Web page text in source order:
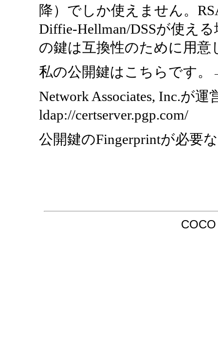
降）でしか使えません。
Diffie-Hellman/DSSが使え
の鍵は互換性のために用意
私の公開鍵はこちらです
Network Associates, Inc.が
ldap://certserver.pgp.com/
公開鍵のFingerprintが必要